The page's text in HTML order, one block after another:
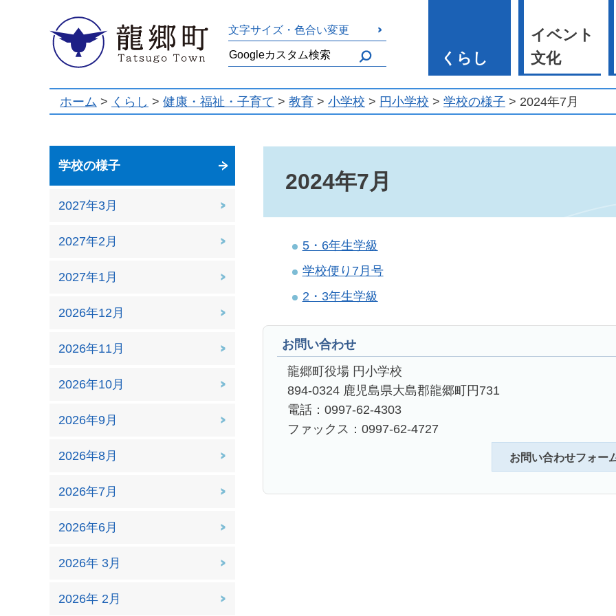
龍郷町 文字サイズ・色合い変更
くらし
イベント
文化
ホーム > くらし > 健康・福祉・子育て > 教育 > 小学校 > 円小学校 > 学校の様子 > 2024年7月
学校の様子
2027年3月
2027年2月
2027年1月
2026年12月
2026年11月
2026年10月
2026年9月
2026年8月
2026年7月
2026年6月
2026年 3月
2026年 2月
2024年7月
5・6年生学級
学校便り7月号
2・3年生学級
お問い合わせ
龍郷町役場 円小学校
894-0324 鹿児島県大島郡龍郷町円731
電話：0997-62-4303
ファックス：0997-62-4727
お問い合わせフォー